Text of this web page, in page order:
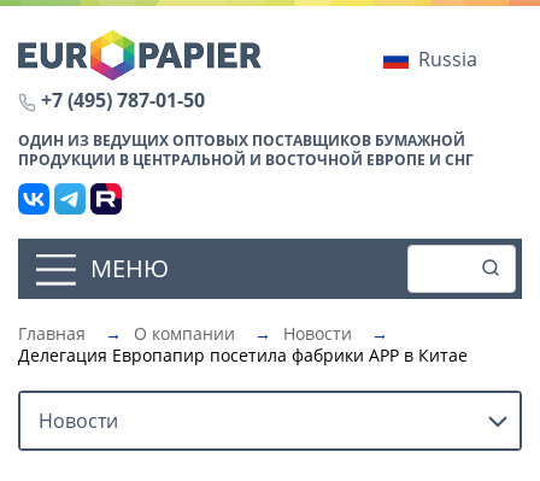
Russia
+7 (495) 787-01-50
ОДИН ИЗ ВЕДУЩИХ ОПТОВЫХ ПОСТАВЩИКОВ БУМАЖНОЙ
ПРОДУКЦИИ В ЦЕНТРАЛЬНОЙ И ВОСТОЧНОЙ ЕВРОПЕ И СНГ
МЕНЮ
Главная → О компании → Новости
→
Делегация Европапир посетила фабрики АРР в Китае
Новости